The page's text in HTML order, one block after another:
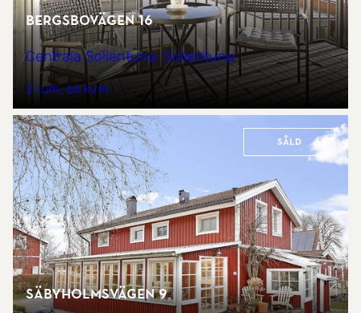
Bergsbovägen 16
Centrala Sollentuna, Sollentuna
2 rum 66 kvm
Såld
Säbyholmsvägen 9